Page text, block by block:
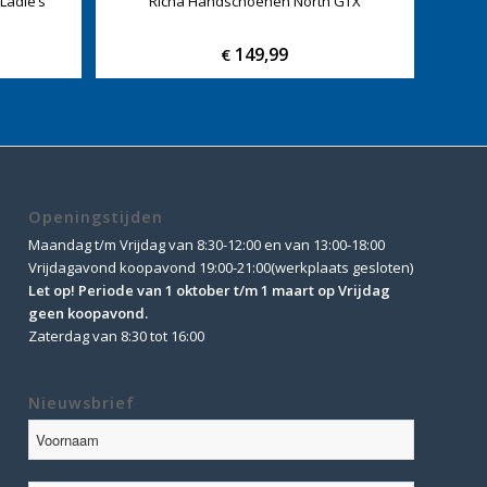
€ 149,99
Openingstijden
Maandag t/m Vrijdag van 8:30-12:00 en van 13:00-18:00
Vrijdagavond koopavond 19:00-21:00(werkplaats gesloten)
Let op! Periode van 1 oktober t/m 1 maart op Vrijdag
geen koopavond.
Zaterdag van 8:30 tot 16:00
Nieuwsbrief